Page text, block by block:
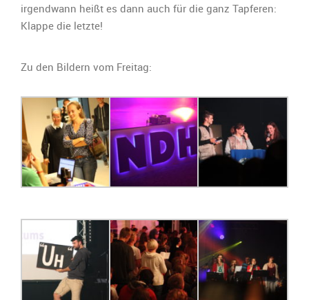
irgendwann heißt es dann auch für die ganz Tapferen:
Klappe die letzte!
Zu den Bildern vom Freitag: